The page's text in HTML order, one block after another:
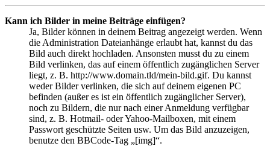
Kann ich Bilder in meine Beiträge einfügen?
Ja, Bilder können in deinem Beitrag angezeigt werden. Wenn
die Administration Dateianhänge erlaubt hat, kannst du das
Bild auch direkt hochladen. Ansonsten musst du zu einem
Bild verlinken, das auf einem öffentlich zugänglichen Server
liegt, z. B. http://www.domain.tld/mein-bild.gif. Du kannst
weder Bilder verlinken, die sich auf deinem eigenen PC
befinden (außer es ist ein öffentlich zugänglicher Server),
noch zu Bildern, die nur nach einer Anmeldung verfügbar
sind, z. B. Hotmail- oder Yahoo-Mailboxen, mit einem
Passwort geschützte Seiten usw. Um das Bild anzuzeigen,
benutze den BBCode-Tag „[img]“.